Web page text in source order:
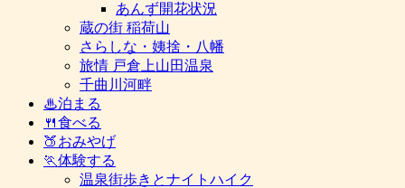
あんず開花状況
蔵の街 稲荷山
さらしな・姨捨・八幡
旅情 戸倉上山田温泉
千曲川河畔
♨泊まる
🍴食べる
🍑おみやげ
🏃体験する
温泉街歩きとナイトハイク